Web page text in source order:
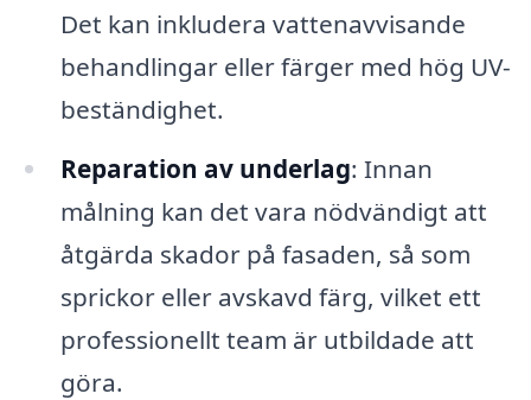
Det kan inkludera vattenavvisande
behandlingar eller färger med hög UV-
beständighet.
Reparation av underlag: Innan
målning kan det vara nödvändigt att
åtgärda skador på fasaden, så som
sprickor eller avskavd färg, vilket ett
professionellt team är utbildade att
göra.